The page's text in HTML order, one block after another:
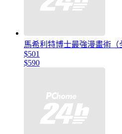
馬希利特博士最強漫畫術（
$501
$590